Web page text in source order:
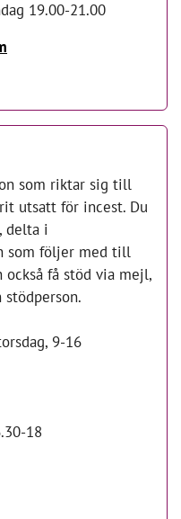
19.00-21.00
som riktar sig till
utsatt för incest. Du
delta i
som följer med till
också få stöd via mejl,
9-16
18